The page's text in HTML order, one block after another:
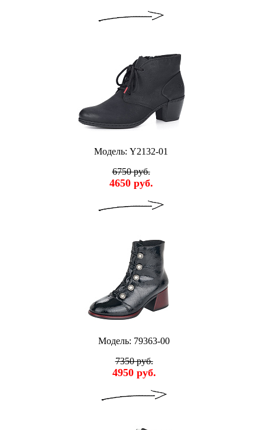
Модель: Y2132-01
6750 руб.
4650 руб.
Модель: 79363-00
7350 руб.
4950 руб.